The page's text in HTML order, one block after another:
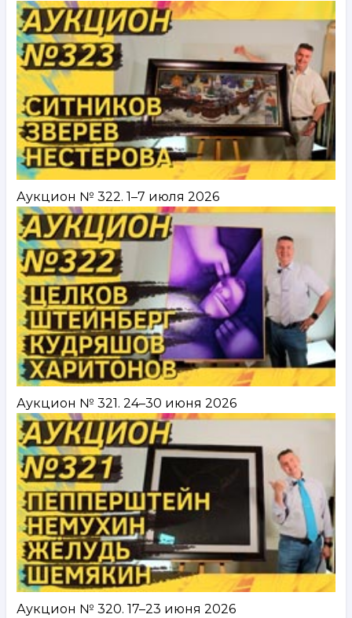
Аукцион № 322. 1–7 июля 2026
Аукцион № 321. 24–30 июня 2026
Аукцион № 320. 17–23 июня 2026